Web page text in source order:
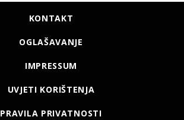
KONTAKT
OGLAŠAVANJE
IMPRESSUM
UVJETI KORIŠTENJA
PRAVILA PRIVATNOSTI